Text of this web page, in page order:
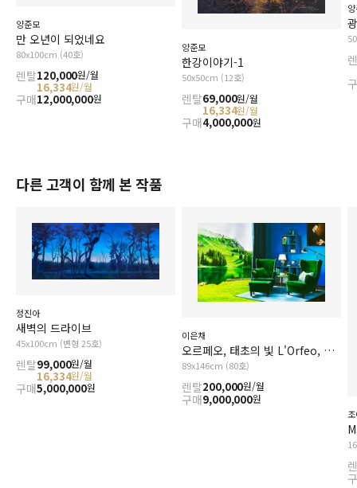
양준모
만 오년이 되었네요
80x100cm (40호)
렌탈120,000원/월
16,334원/월
구매12,000,000원
양준모
한강이야기-1
50x50cm (12호)
렌탈69,000원/월
16,334원/월
구매4,000,000원
다른 고객이 함께 본 작품
정진아
새벽의 드라이브
45x100cm (변형 25호)
렌탈99,000원/월
16,334원/월
구매5,000,000원
이은채
오르페오, 태초의 빛 L'Orfeo, The Primal Light
89x146cm (80호)
렌탈200,000원/월
구매9,000,000원